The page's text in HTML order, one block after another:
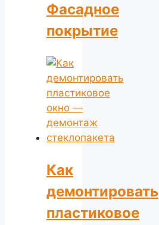
Фасадное
покрытие
Как
демонтировать
пластиковое